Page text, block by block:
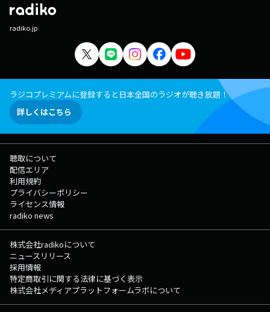
radiko.jp
ラジコプレミアムに登録すると日本全国のラジオが聴き放題！
詳しくはこちら
聴取について
配信エリア
利用規約
プライバシーポリシー
ライセンス情報
radiko news
株式会社radikoについて
ニュースリリース
採用情報
特定商取引に関する法律に基づく表示
株式会社メディアプラットフォームラボについて